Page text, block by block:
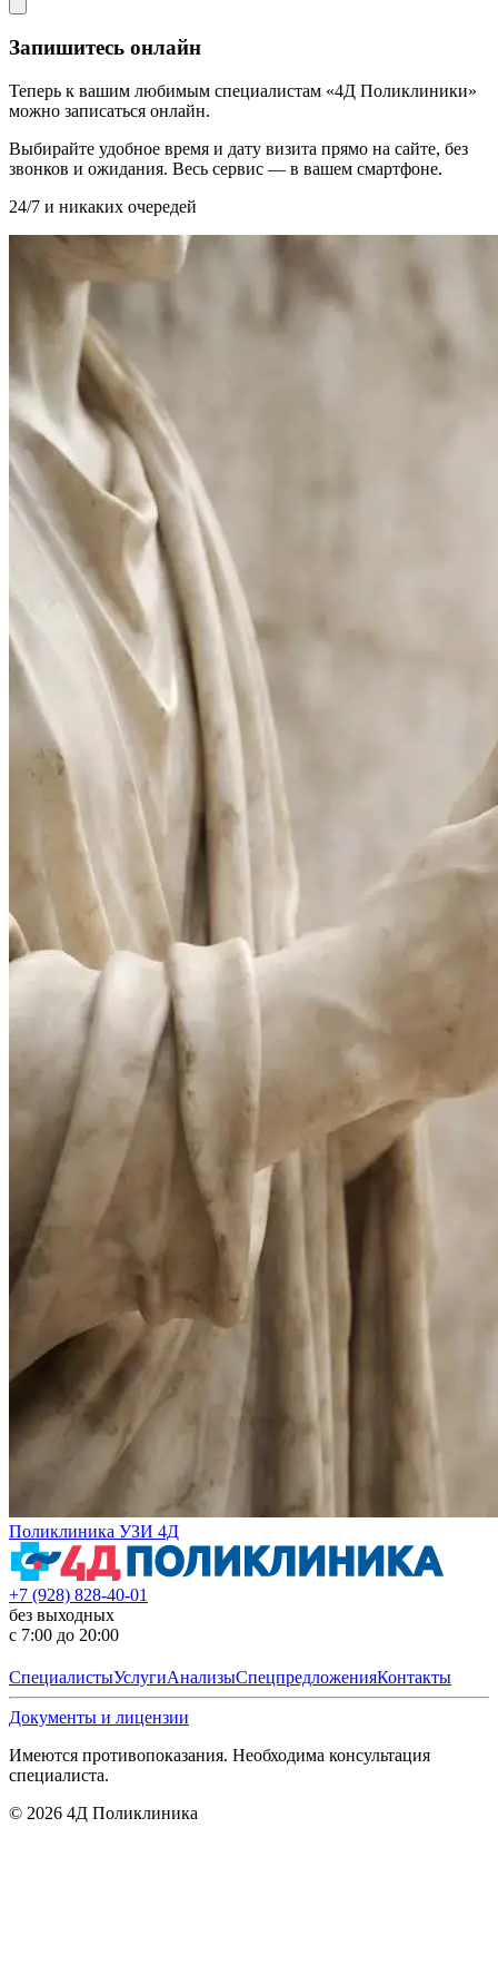
Запишитесь онлайн
Теперь к вашим любимым специалистам «4Д Поликлиники»
можно записаться онлайн.
Выбирайте удобное время и дату визита прямо на сайте, без
звонков и ожидания. Весь сервис — в вашем смартфоне.
24/7 и никаких очередей
Поликлиника УЗИ 4Д
+7 (928) 828-40-01
без выходных
с 7:00 до 20:00
СпециалистыУслугиАнализыСпецпредложенияКонтакты
Документы и лицензии
Имеются противопоказания. Необходима консультация
специалиста.
© 2026 4Д Поликлиника